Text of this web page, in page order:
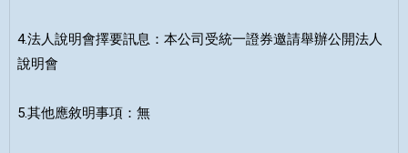
4.法人說明會擇要訊息：本公司受統一證券邀請舉辦公開法人
說明會
5.其他應敘明事項：無